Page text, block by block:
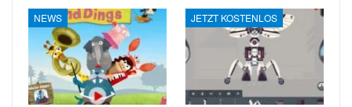
NEWS JETZT KOSTENLOS